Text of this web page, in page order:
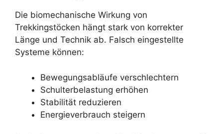
Die biomechanische Wirkung von
Trekkingstöcken hängt stark von korrekter
Länge und Technik ab. Falsch eingestellte
Systeme können:
Bewegungsabläufe verschlechtern
Schulterbelastung erhöhen
Stabilität reduzieren
Energieverbrauch steigern